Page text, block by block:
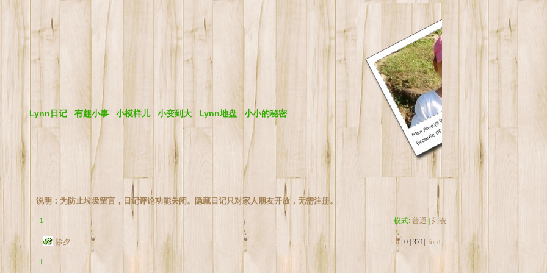
Lynn日记 有趣小事 小模样儿 小变到大 Lynn地盘 小小的秘密
说明：为防止垃圾留言，日记评论功能关闭。隐藏日记只对家人朋友开放，无需注册。
1 模式: 普通 列表
除夕 0| 0| 371| Top↑
1